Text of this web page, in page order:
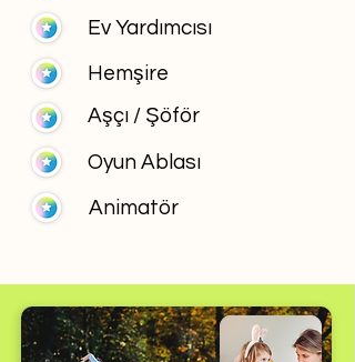
Ev Yardımcısı
Hemşire
Aşçı / Şöför
Oyun Ablası
Animatör